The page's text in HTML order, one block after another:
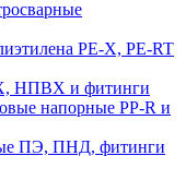
PE-X, PE-RT
НПВХ и фитинги
напорные PP-R и
ПЭ, ПНД, фитинги